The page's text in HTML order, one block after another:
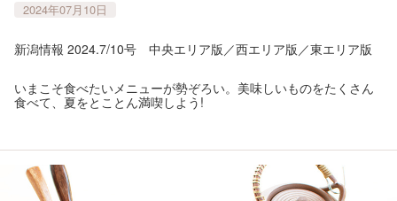
2024年07月10日
新潟情報 2024.7/10号 中央エリア版／西エリア版／東エリア版
いまこそ食べたいメニューが勢ぞろい。美味しいものをたくさん
食べて、夏をとことん満喫しよう!